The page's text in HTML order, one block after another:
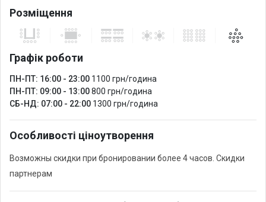
Розміщення
Графік роботи
ПН-ПТ: 16:00 - 23:00 1100 грн/година
ПН-ПТ: 09:00 - 13:00800 грн/година
СБ-НД: 07:00 - 22:00 1300 грн/година
Особливості ціноутворення
Возможны скидки при бронировании более 4 часов. Скидки
партнерам